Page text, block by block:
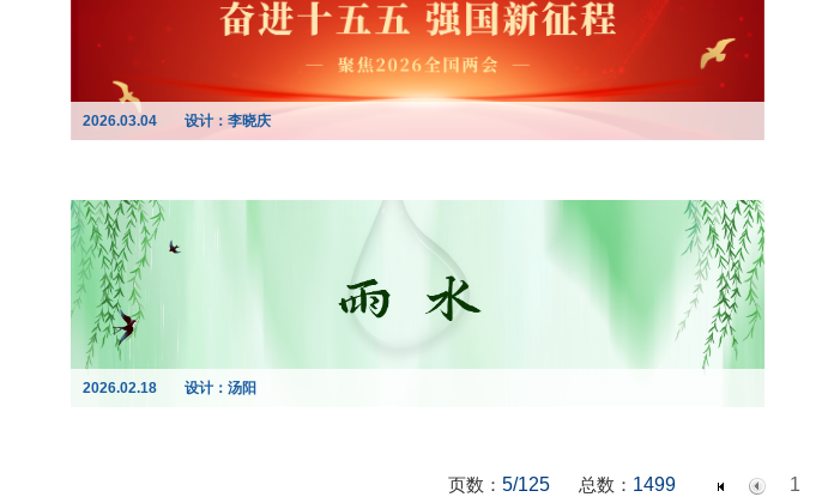
2026.03.04 设计：李晓庆
2026.02.18 设计：汤阳
页数： 5/125 总数： 1499 1